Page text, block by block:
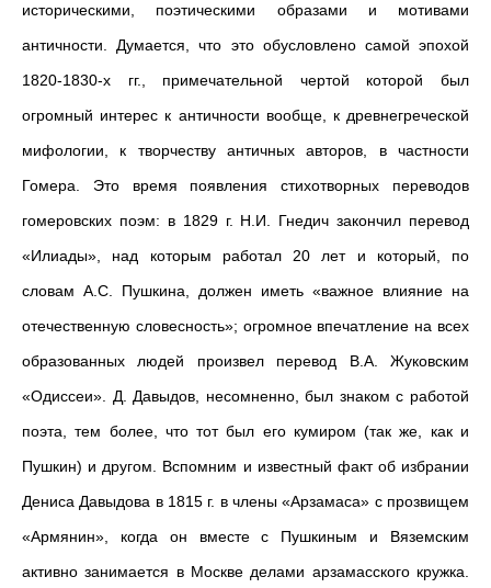
историческими, поэтическими образами и мотивами
античности. Думается, что это обусловлено самой эпохой
1820-1830-х гг., примечательной чертой которой был
огромный интерес к античности вообще, к древнегреческой
мифологии, к творчеству античных авторов, в частности
Гомера. Это время появления стихотворных переводов
гомеровских поэм: в 1829 г. Н.И. Гнедич закончил перевод
«Илиады», над которым работал 20 лет и который, по
словам А.С. Пушкина, должен иметь «важное влияние на
отечественную словесность»; огромное впечатление на всех
образованных людей произвел перевод В.А. Жуковским
«Одиссеи». Д. Давыдов, несомненно, был знаком с работой
поэта, тем более, что тот был его кумиром (так же, как и
Пушкин) и другом. Вспомним и известный факт об избрании
Дениса Давыдова в 1815 г. в члены «Арзамаса» с прозвищем
«Армянин», когда он вместе с Пушкиным и Вяземским
активно занимается в Москве делами арзамасского кружка.